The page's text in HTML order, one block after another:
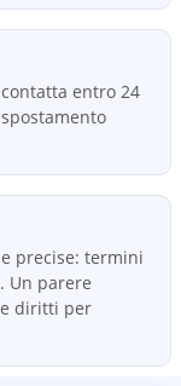
entro 24
precise: termini
Un parere
diritti per